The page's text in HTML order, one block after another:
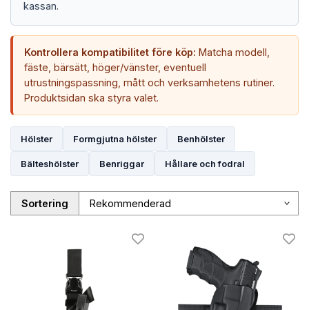
kassan.
Kontrollera kompatibilitet före köp: Matcha modell,
fäste, bärsätt, höger/vänster, eventuell
utrustningspassning, mått och verksamhetens rutiner.
Produktsidan ska styra valet.
Hölster Formgjutna hölster Benhölster
Bälteshölster Benriggar Hållare och fodral
Sortering